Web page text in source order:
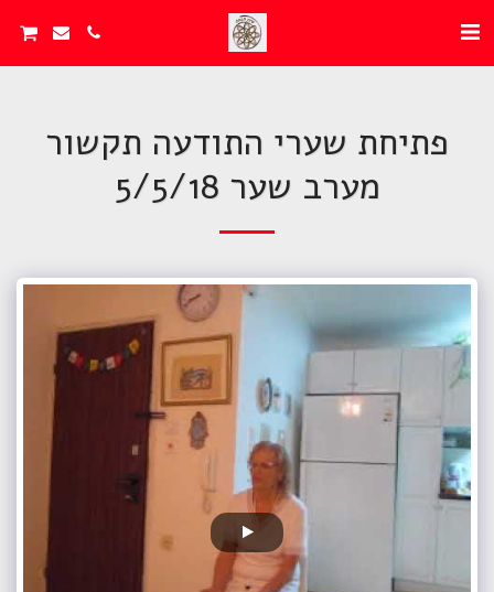
פתיחת שערי התודעה תקשור
מערב שער 5/5/18